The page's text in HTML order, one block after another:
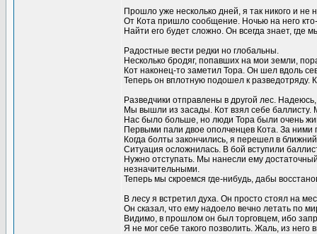
Прошло уже несколько дней, я так никого и не
От Кота пришло сообщение. Ночью на него
Найти его будет сложно. Он всегда знает, где
Радостные вести редки но глобальны.
Несколько бродяг, попавших на мои земли,
Кот наконец-то заметил Тора. Он шел вдоль
Теперь он вплотную подошел к разведотряду.
Разведчики отправлены в другой лес. Надеюсь,
Мы вышли из засады. Кот взял себе баллисту.
Нас было больше, но люди Тора были очень
Первыми пали двое ополченцев Кота. За
Когда болты закончились, я перешел в
Ситуация осложнилась. В бой вступили
Нужно отступать. Мы нанесли ему
незначительными.
Теперь мы скроемся где-нибудь, дабы
В лесу я встретил духа. Он просто стоял на
Он сказал, что ему надоело вечно летать по
Видимо, в прошлом он был торговцем, ибо
Я не мог себе такого позволить. Жаль, из